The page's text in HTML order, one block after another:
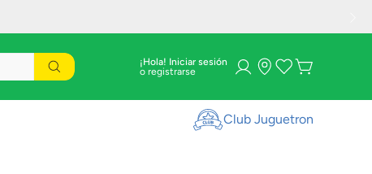
¡Hola! Iniciar sesión
Club Juguetron